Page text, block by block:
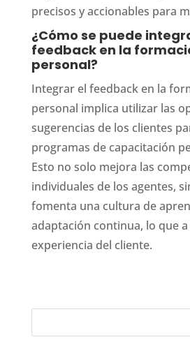
precisos y accionables para
¿Cómo se puede
feedback en la
personal?
Integrar el feedback en la
personal implica utilizar las
sugerencias de los clientes
programas de capacitación
Esto no solo mejora las
individuales de los agentes,
fomenta una cultura de
adaptación continua, lo que
experiencia del cliente.